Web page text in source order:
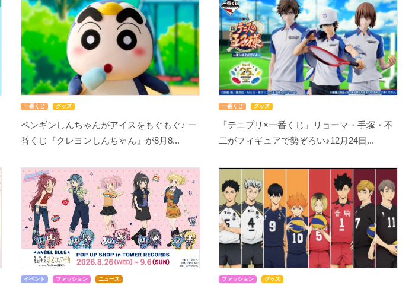
一番くじ グッズ
ペンギンしんちゃんがアイスをもぐもぐ♪ 一
番くじ『クレヨンしんちゃん』が8月8...
一番くじ グッズ
「テニプリ×一番くじ」リョーマ・手塚・不
二がフィギュアで勢ぞろい♪12月24日...
イベント ファッション ニュース ファッション グッズ